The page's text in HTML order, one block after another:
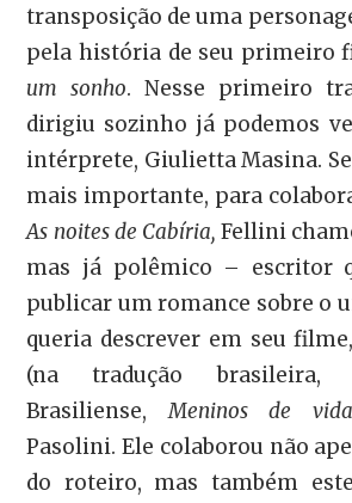
transposição de uma
pela história de seu primeiro
um sonho. Nesse primeiro
dirigiu sozinho já podemos
intérprete, Giulietta Masina.
mais importante, para
As noites de Cabíria, Fellini
mas já polêmico – escritor
publicar um romance sobre o
queria descrever em seu
(na tradução brasileira,
Brasiliense,Meninos de vida
Pasolini. Ele colaborou não
do roteiro, mas também